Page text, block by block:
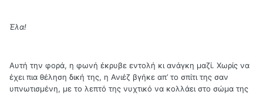
Έλα!
Αυτή την φορά, η φωνή έκρυβε εντολή κι ανάγκη μαζί. Χωρίς να
έχει πια θέληση δική της, η Ανιέζ βγήκε απ’ το σπίτι της σαν
υπνωτισμένη, με το λεπτό της νυχτικό να κολλάει στο σώμα της